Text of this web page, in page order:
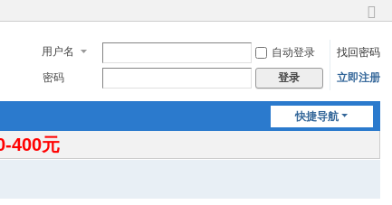
换
到
窄
用户名 自动登录
找回密码
密码
登录 立即注册
快捷导航
400元